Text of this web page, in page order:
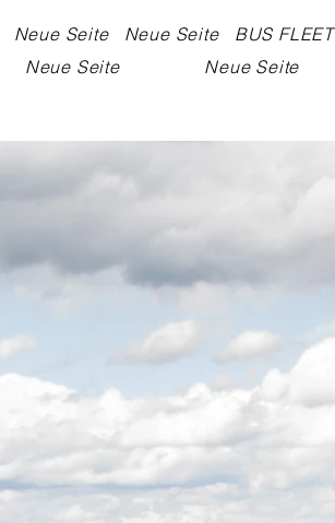
Neue Seite Neue Seite
BUS FLEET
Neue Seite Neue Seite